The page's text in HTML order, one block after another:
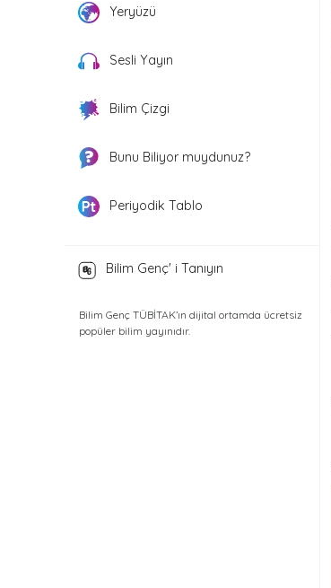
Yeryüzü
Sesli Yayın
Bilim Çizgi
Bunu Biliyor muydunuz?
Periyodik Tablo
Bilim Genç' i Tanıyın
Bilim Genç TÜBİTAK’ın dijital ortamda ücretsiz
popüler bilim yayınıdır.